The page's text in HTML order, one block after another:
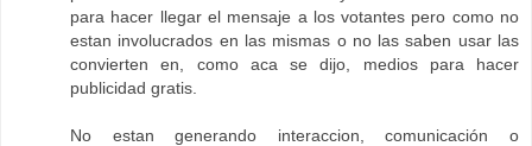
para hacer llegar el mensaje a los votantes pero como no
estan involucrados en las mismas o no las saben usar las
convierten en, como aca se dijo, medios para hacer
publicidad gratis.
No estan generando interaccion, comunicación o